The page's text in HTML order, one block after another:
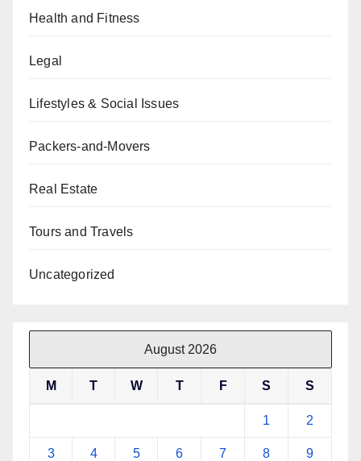
Health and Fitness
Legal
Lifestyles & Social Issues
Packers-and-Movers
Real Estate
Tours and Travels
Uncategorized
August 2026
M T W T F S S
1 2
3 4 5 6 7 8 9